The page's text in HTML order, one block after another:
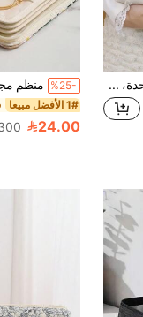
حقيبة مكياج محمولة قطعة واحدة، منظم أحمر الشفاه، محفظة صغيرة، حقيبة تخزين للسفر والخروج، منظم أساسيات السفر والعناية الشخصية، هدايا، أكسسوارات، أكياس مناديل، حقيبة مكياج، مستحضرات التجميل، منظم مكتبي، حقيبة مستحضرات التجميل، حقيبة مكياج، منظم مكياج، حقيبة العناية الشخصية، منظم مكتبي، حقيبة مستحضرات التجميل %25-
1# الأفضل مبيعا
24.00 300+. تم